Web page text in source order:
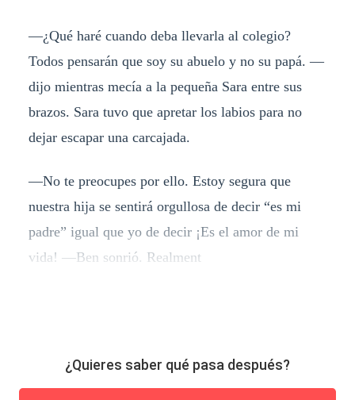
—¿Qué haré cuando deba llevarla al colegio?
Todos pensarán que soy su abuelo y no su papá. —
dijo mientras mecía a la pequeña Sara entre sus
brazos. Sara tuvo que apretar los labios para no
dejar escapar una carcajada.
—No te preocupes por ello. Estoy segura que
nuestra hija se sentirá orgullosa de decir “es mi
padre” igual que yo de decir ¡Es el amor de mi
vida! —Ben sonrió. Realment
¿Quieres saber qué pasa después?